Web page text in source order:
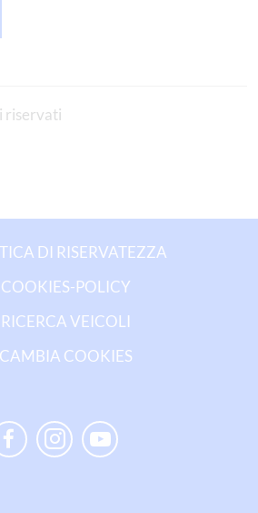
riservati
DI RISERVATEZZA
COOKIES-POLICY
RICERCA VEICOLI
CAMBIA COOKIES